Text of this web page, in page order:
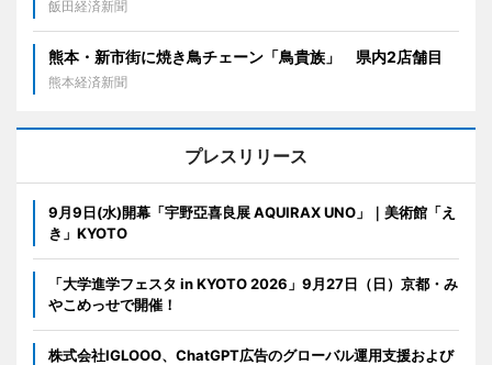
飯田経済新聞
熊本・新市街に焼き鳥チェーン「鳥貴族」 県内2店舗目
熊本経済新聞
プレスリリース
9月9日(水)開幕「宇野亞喜良展 AQUIRAX UNO」｜美術館「え
き」KYOTO
「大学進学フェスタ in KYOTO 2026」9月27日（日）京都・み
やこめっせで開催！
株式会社IGLOOO、ChatGPT広告のグローバル運用支援および